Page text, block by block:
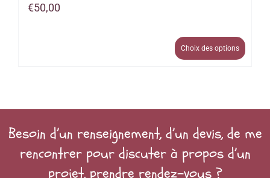
€50,00
Choix des options
Besoin d’un renseignement, d’un devis, de me
rencontrer pour discuter à propos d’un
projet, prendre rendez-vous ?